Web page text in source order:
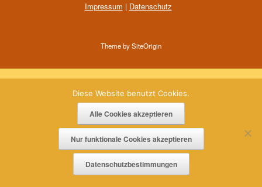
Impressum | Datenschutz
Theme bySiteOrigin
Diese Website benutzt Cookies.
Alle Cookies akzeptieren
Nur funktionale Cookies akzeptieren
Datenschutzbestimmungen